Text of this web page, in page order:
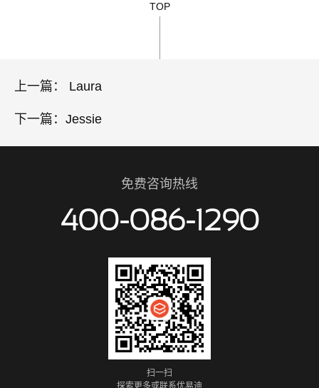
TOP
上一篇： Laura
下一篇： Jessie
免费咨询热线
400-086-1290
扫一扫